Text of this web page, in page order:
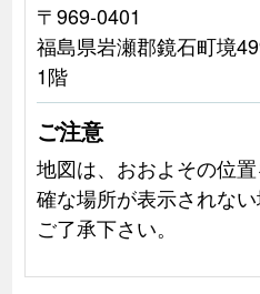
〒969-0401
福島県岩瀬郡鏡石町境
1階
ご注意
地図は、おおよその位
確な場所が表示されない
ご了承下さい。